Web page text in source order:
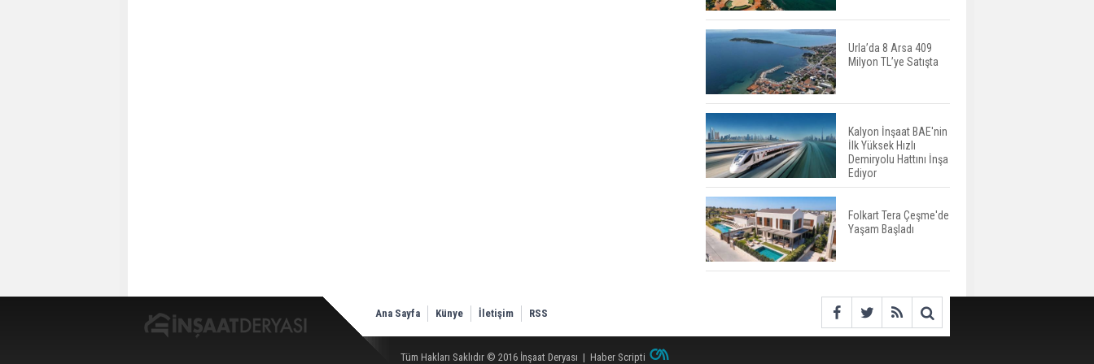
Öne Çıkıyor
TOKİ'nin Kiralık Sosyal
Konut Modeli Kiraları
Düşürür Mü?
İkinci El Konut Fiyatları
İspanya'da Bir Yılda
Yüzde 16,2 Arttı
Konut Satışları Güçlü
Seyrini Korudu Yabancıya
Satış Geriledi
Urla’da 8 Arsa 409
Milyon TL’ye Satışta
Kalyon İnşaat BAE'nin
İlk Yüksek Hızlı
Demiryolu Hattını İnşa
Ediyor
Folkart Tera Çeşme'de
Yaşam Başladı
Ana Sayfa Künye İletişim RSS
Tüm Hakları Saklıdır © 2016 İnşaat Deryası | Haber Scripti